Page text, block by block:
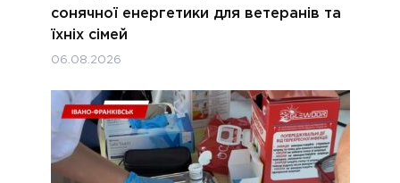
сонячної енергетики для ветеранів та
їхніх сімей
06.08.2026